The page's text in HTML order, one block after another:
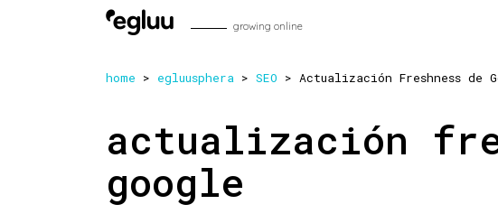
Skip to content
growing online
home > egluusphera > SEO > Actualización Freshness de
actualización
google